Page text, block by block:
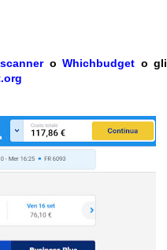
oWhichbudget o gli